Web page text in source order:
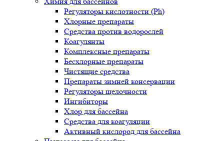
Регуляторы кислотности (Ph)
Хлорные препараты
Средства против водорослей
Коагулянты
Комплексные препараты
Бесхлорные препараты
Чистящие средства
Препараты зимней консервации
Регуляторы щелочности
Ингибиторы
Хлор для бассейна
Средства для коагуляции
Активный кислород для бассейна